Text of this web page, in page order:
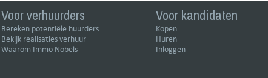
Voor verhuurders
Bereken potentiële huurders
Bekijk realisaties verhuur
Waarom Immo Nobels
Voor kandidaten
Kopen
Huren
Inloggen